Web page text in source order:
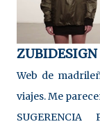
ZUBIDESIGN
Web de
viajes. Me
SUGERENCIA